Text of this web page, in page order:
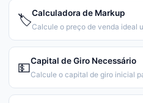
🏷️Calculadora de Markup
Calcule o preço de venda ideal
💵Capital de Giro Necessário
Calcule o capital de giro inicial